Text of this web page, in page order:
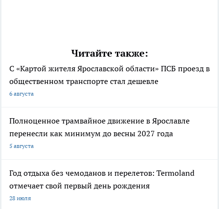
Читайте также:
С «Картой жителя Ярославской области» ПСБ проезд в
общественном транспорте стал дешевле
6 августа
Полноценное трамвайное движение в Ярославле
перенесли как минимум до весны 2027 года
5 августа
Год отдыха без чемоданов и перелетов: Termoland
отмечает свой первый день рождения
28 июля